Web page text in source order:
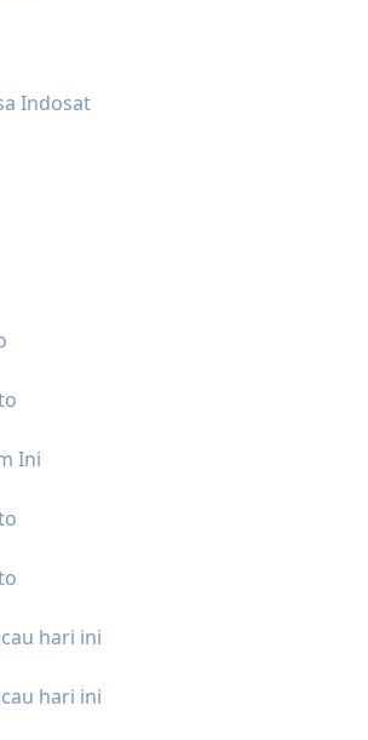
Indosat
Ini
hari ini
hari ini